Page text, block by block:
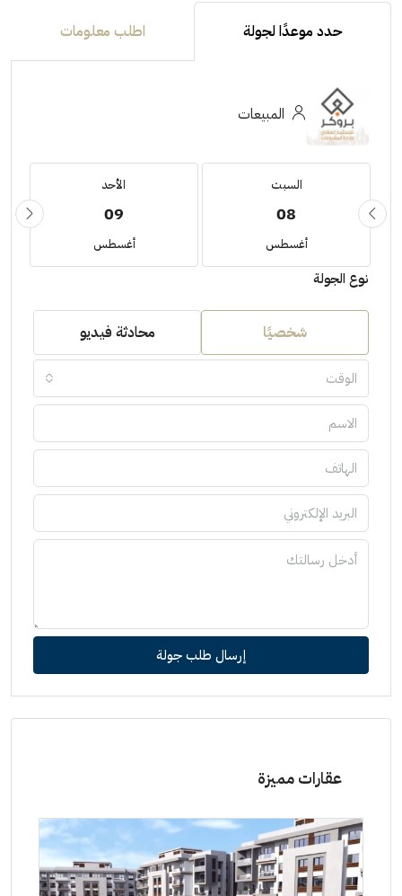
حدد موعدًا لجولة اطلب معلومات
المبيعات
السبت
08
أغسطس
الأحد
09
أغسطس
نوع الجولة
شخصيًا محادثة فيديو
الوقت
إرسال طلب جولة
عقارات مميزة